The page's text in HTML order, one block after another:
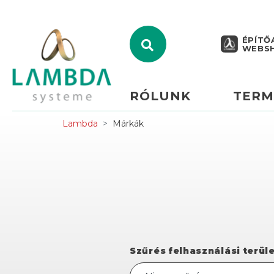
RÓLUNK
Lambda Márkák
Szűrés felhasználási